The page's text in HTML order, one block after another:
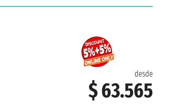
desde
$ 63.565